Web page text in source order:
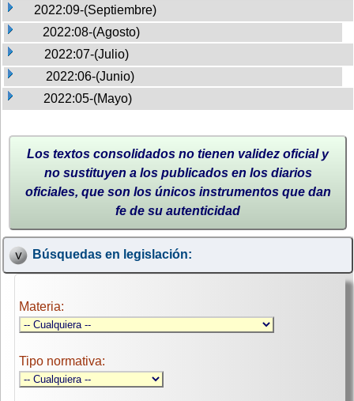
2022:09-(Septiembre)
2022:08-(Agosto)
2022:07-(Julio)
2022:06-(Junio)
2022:05-(Mayo)
Los textos consolidados no tienen validez oficial y
no sustituyen a los publicados en los diarios
oficiales, que son los únicos instrumentos que dan
fe de su autenticidad
Búsquedas en legislación:
Materia:
Tipo normativa: